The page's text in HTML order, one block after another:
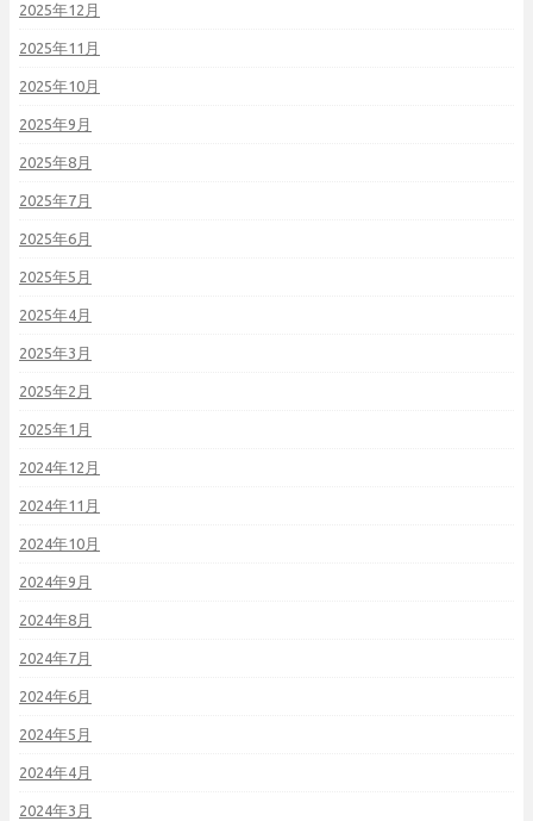
2025年12月
2025年11月
2025年10月
2025年9月
2025年8月
2025年7月
2025年6月
2025年5月
2025年4月
2025年3月
2025年2月
2025年1月
2024年12月
2024年11月
2024年10月
2024年9月
2024年8月
2024年7月
2024年6月
2024年5月
2024年4月
2024年3月